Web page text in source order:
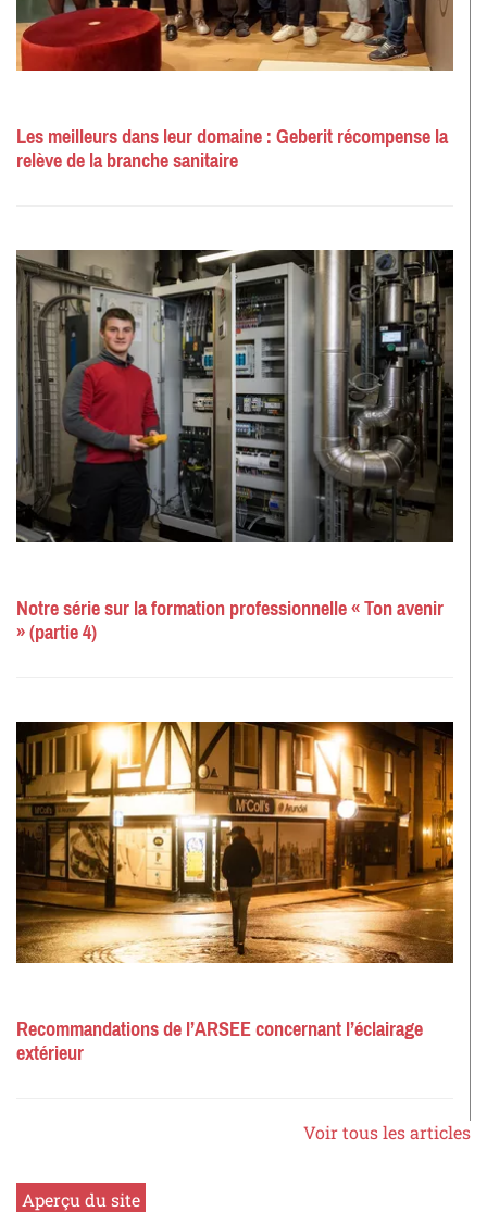
Les meilleurs dans leur domaine : Geberit récompense la
relève de la branche sanitaire
Notre série sur la formation professionnelle « Ton avenir
» (partie 4)
Recommandations de l’ARSEE concernant l’éclairage
extérieur
Voir tous les articles
Aperçu du site